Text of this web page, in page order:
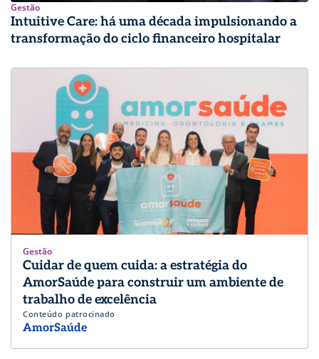
Gestão
Intuitive Care: há uma década impulsionando a
transformação do ciclo financeiro hospitalar
Gestão
Cuidar de quem cuida: a estratégia do
AmorSaúde para construir um ambiente de
trabalho de excelência
Conteúdo patrocinado
AmorSaúde